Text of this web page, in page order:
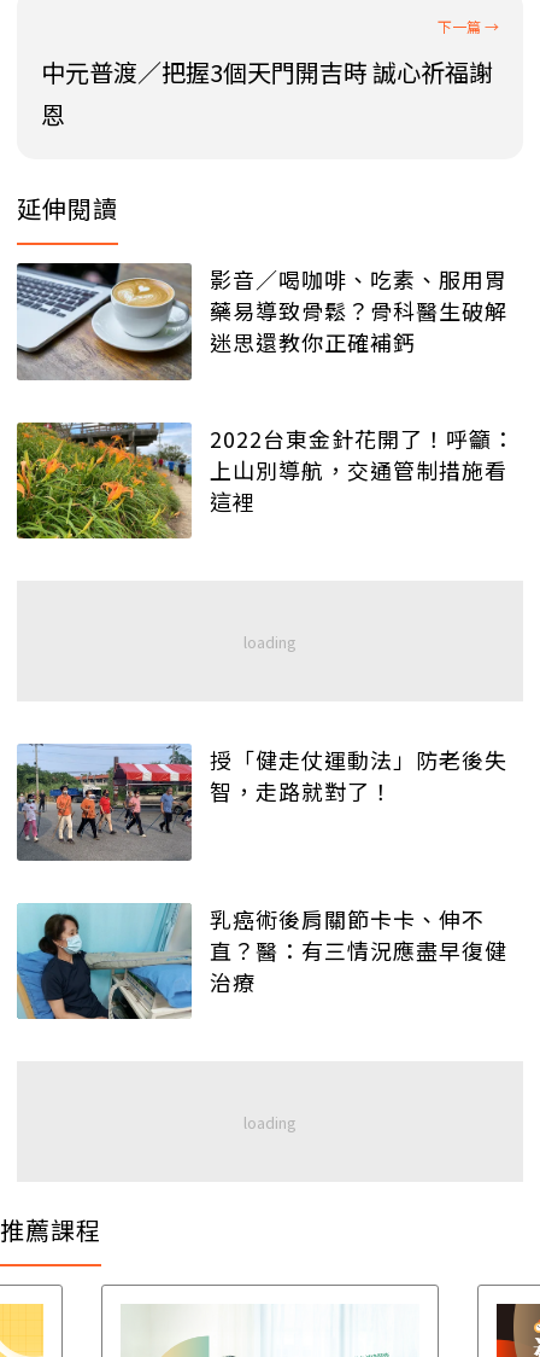
中元普渡／把握3個天門開吉時 誠心祈福謝
恩
延伸閱讀
影音／喝咖啡、吃素、服用胃
藥易導致骨鬆？骨科醫生破解
迷思還教你正確補鈣
2022台東金針花開了！呼籲：
上山別導航，交通管制措施看
這裡
授「健走仗運動法」防老後失
智，走路就對了！
乳癌術後肩關節卡卡、伸不
直？醫：有三情況應盡早復健
治療
推薦課程